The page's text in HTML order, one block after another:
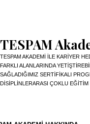
TESPAM
TESPAM AKADEMI ILE KARIYER
FARKLI ALANLARINDA
SAĞLADIĞIMIZ SERTIFIKALI
DISIPLINLERARASI ÇOKLU